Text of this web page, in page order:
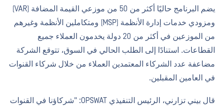
يضم البرنامج حاليًا أكثر من 50 من موزعي القيمة المضافة (VAR)
ومزودي خدمات إدارة الأنظمة (MSP) ومتكاملين الأنظمة وغيرهم
من الموزعين في أكثر من 20 دولة يخدمون العملاء جميع
القطاعات. استنادًا إلى الطلب الحالي في السوق، تتوقع الشركة
مضاعفة عدد الشركاء المعتمدين العملاء من خلال شركاء القنوات
في العامين المقبلين.
قال بيني تزارني، الرئيس التنفيذي OPSWAT: "شركاؤنا في القنوات